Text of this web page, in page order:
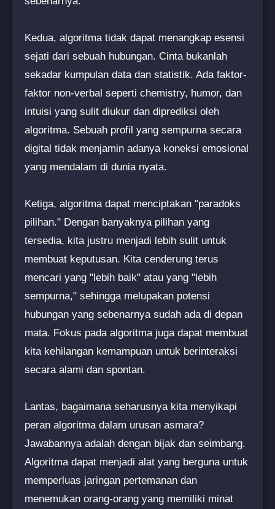
Kedua, algoritma tidak dapat menangkap esensi
sejati dari sebuah hubungan. Cinta bukanlah
sekadar kumpulan data dan statistik. Ada faktor-
faktor non-verbal seperti chemistry, humor, dan
intuisi yang sulit diukur dan diprediksi oleh
algoritma. Sebuah profil yang sempurna secara
digital tidak menjamin adanya koneksi emosional
yang mendalam di dunia nyata.
Ketiga, algoritma dapat menciptakan "paradoks
pilihan." Dengan banyaknya pilihan yang
tersedia, kita justru menjadi lebih sulit untuk
membuat keputusan. Kita cenderung terus
mencari yang "lebih baik" atau yang "lebih
sempurna," sehingga melupakan potensi
hubungan yang sebenarnya sudah ada di depan
mata. Fokus pada algoritma juga dapat membuat
kita kehilangan kemampuan untuk berinteraksi
secara alami dan spontan.
Lantas, bagaimana seharusnya kita menyikapi
peran algoritma dalam urusan asmara?
Jawabannya adalah dengan bijak dan seimbang.
Algoritma dapat menjadi alat yang berguna untuk
memperluas jaringan pertemanan dan
menemukan orang-orang yang memiliki minat